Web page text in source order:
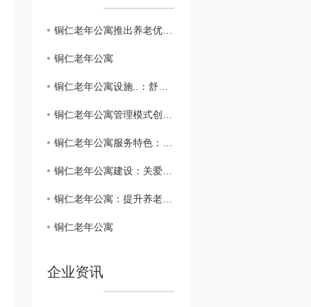
铜仁老年公寓推出养老优惠政策，共建幸福晚年生活
铜仁老年公寓
铜仁老年公寓设施..：舒适安心享受晚年生活
铜仁老年公寓管理模式创新：智慧养老新风向
铜仁老年公寓服务特色：细致呵护温馨生活
铜仁老年公寓建设：关爱长者，温馨家园
铜仁老年公寓：提升养老生活质量的理想选择
铜仁老年公寓
企业资讯